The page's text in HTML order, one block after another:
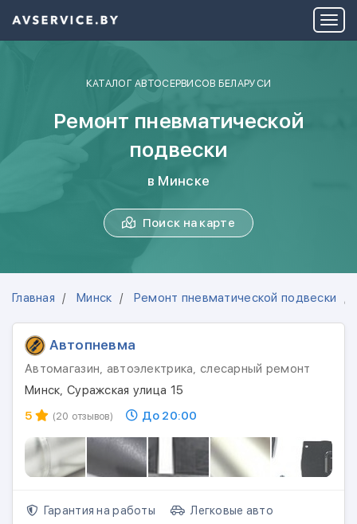
КАТАЛОГ АВТОСЕРВИСОВ БЕЛАРУСИ
Ремонт пневматической
подвески
в Минске
Поиск на карте
Главная Минск Ремонт пневматической подвески
Автопневма
Автомагазин, автоэлектрика, слесарный ремонт
Минск, Суражская улица 15
5
(20 отзывов) До 20:00
Гарантия на работы
Легковые авто